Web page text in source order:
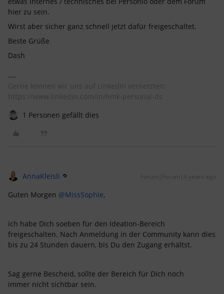
hier zu sein.
Wirst aber sicher ganz schnell jetzt dafür freigeschaltet.
Beste Grüße
Dash
Gerne können wir uns auf LinkedIn vernetzten:
https://www.linkedin.com/in/hmk-personal-ds
1 Personen gefällt dies
AnnaKleisli Forum|Forum|4 years ago
Guten Morgen @MissSophie,
ich habe Dich soeben für den Ideation-Bereich
freigeschalten. Nach Anmeldung in der Community kann dies
bis zu 24 Stunden dauern, bis Du den Zugang erhältst.
Sag gerne Bescheid, sollte der Bereich für Dich noch
immer nicht sichtbar sein.